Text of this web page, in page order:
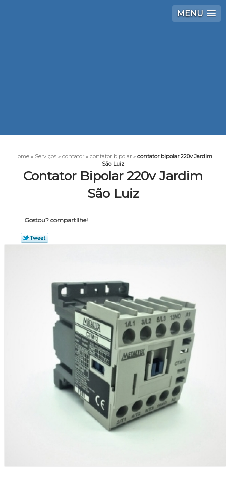
MENU
Home » Serviços»contator»contator bipolar»contator bipolar 220v Jardim
São Luiz
Contator Bipolar 220v Jardim
São Luiz
Gostou? compartilhe!